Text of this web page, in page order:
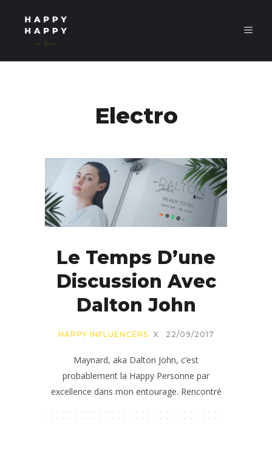
Electro
Le Temps D’une
Discussion Avec
Dalton John
HAPPY INFLUENCERS X 22/09/2017
Maynard, aka Dalton John, c’est
probablement la Happy Personne par
excellence dans mon entourage. Rencontré